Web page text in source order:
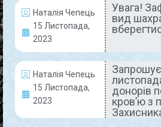
Наталія Чепець
15 Листопада,
2023
Увага!
вид
Наталія Чепець
15 Листопада,
2023
донорів
кров’ю з
новітнього проєкту, робота
здебільшого
READ MORE »
15 Листопада, 2023